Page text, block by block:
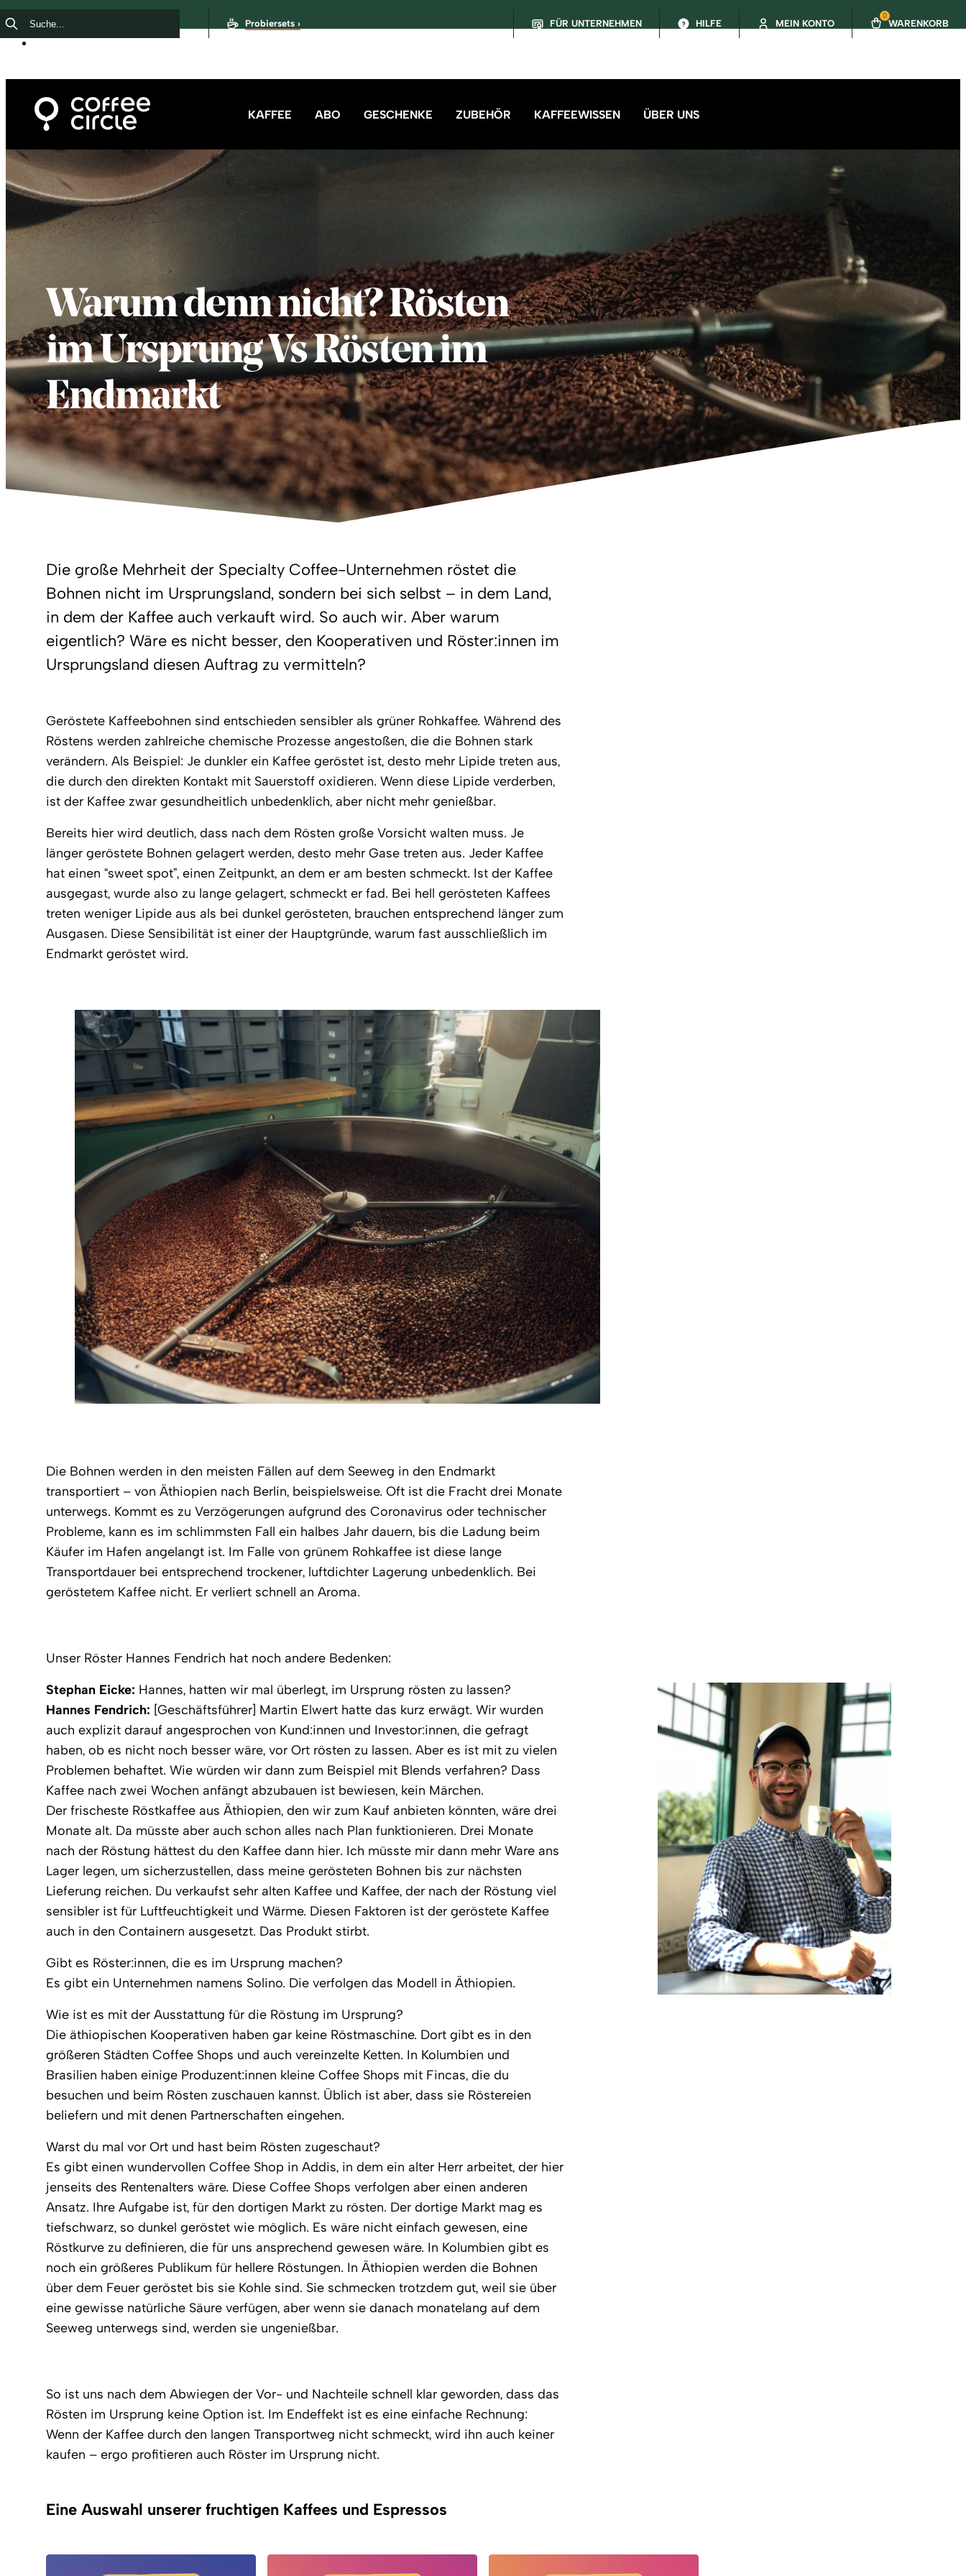
Probiersets › FÜR UNTERNEHMEN HILFE MEIN KONTO
0
WARENKORB
KAFFEE ABO GESCHENKE ZUBEHÖR KAFFEEWISSEN ÜBER UNS
Warum denn nicht? Rösten
im Ursprung Vs Rösten im
Endmarkt
Die große Mehrheit der Specialty Coffee-Unternehmen röstet die
Bohnen nicht im Ursprungsland, sondern bei sich selbst – in dem Land,
in dem der Kaffee auch verkauft wird. So auch wir. Aber warum
eigentlich? Wäre es nicht besser, den Kooperativen und Röster:innen im
Ursprungsland diesen Auftrag zu vermitteln?
Geröstete Kaffeebohnen sind entschieden sensibler als grüner Rohkaffee. Während des
Röstens werden zahlreiche chemische Prozesse angestoßen, die die Bohnen stark
verändern. Als Beispiel: Je dunkler ein Kaffee geröstet ist, desto mehr Lipide treten aus,
die durch den direkten Kontakt mit Sauerstoff oxidieren. Wenn diese Lipide verderben,
ist der Kaffee zwar gesundheitlich unbedenklich, aber nicht mehr genießbar.
Bereits hier wird deutlich, dass nach dem Rösten große Vorsicht walten muss. Je
länger geröstete Bohnen gelagert werden, desto mehr Gase treten aus. Jeder Kaffee
hat einen “sweet spot”, einen Zeitpunkt, an dem er am besten schmeckt. Ist der Kaffee
ausgegast, wurde also zu lange gelagert, schmeckt er fad. Bei hell gerösteten Kaffees
treten weniger Lipide aus als bei dunkel gerösteten, brauchen entsprechend länger zum
Ausgasen. Diese Sensibilität ist einer der Hauptgründe, warum fast ausschließlich im
Endmarkt geröstet wird.
Die Bohnen werden in den meisten Fällen auf dem Seeweg in den Endmarkt
transportiert – von Äthiopien nach Berlin, beispielsweise. Oft ist die Fracht drei Monate
unterwegs. Kommt es zu Verzögerungen aufgrund des Coronavirus oder technischer
Probleme, kann es im schlimmsten Fall ein halbes Jahr dauern, bis die Ladung beim
Käufer im Hafen angelangt ist. Im Falle von grünem Rohkaffee ist diese lange
Transportdauer bei entsprechend trockener, luftdichter Lagerung unbedenklich. Bei
geröstetem Kaffee nicht. Er verliert schnell an Aroma.
Unser Röster Hannes Fendrich hat noch andere Bedenken:
Stephan Eicke: Hannes, hatten wir mal überlegt, im Ursprung rösten zu lassen?
Hannes Fendrich: [Geschäftsführer] Martin Elwert hatte das kurz erwägt. Wir wurden
auch explizit darauf angesprochen von Kund:innen und Investor:innen, die gefragt
haben, ob es nicht noch besser wäre, vor Ort rösten zu lassen. Aber es ist mit zu vielen
Problemen behaftet. Wie würden wir dann zum Beispiel mit Blends verfahren? Dass
Kaffee nach zwei Wochen anfängt abzubauen ist bewiesen, kein Märchen.
Der frischeste Röstkaffee aus Äthiopien, den wir zum Kauf anbieten könnten, wäre drei
Monate alt. Da müsste aber auch schon alles nach Plan funktionieren. Drei Monate
nach der Röstung hättest du den Kaffee dann hier. Ich müsste mir dann mehr Ware ans
Lager legen, um sicherzustellen, dass meine gerösteten Bohnen bis zur nächsten
Lieferung reichen. Du verkaufst sehr alten Kaffee und Kaffee, der nach der Röstung viel
sensibler ist für Luftfeuchtigkeit und Wärme. Diesen Faktoren ist der geröstete Kaffee
auch in den Containern ausgesetzt. Das Produkt stirbt.
Gibt es Röster:innen, die es im Ursprung machen?
Es gibt ein Unternehmen namens Solino. Die verfolgen das Modell in Äthiopien.
Wie ist es mit der Ausstattung für die Röstung im Ursprung?
Die äthiopischen Kooperativen haben gar keine Röstmaschine. Dort gibt es in den
größeren Städten Coffee Shops und auch vereinzelte Ketten. In Kolumbien und
Brasilien haben einige Produzent:innen kleine Coffee Shops mit Fincas, die du
besuchen und beim Rösten zuschauen kannst. Üblich ist aber, dass sie Röstereien
beliefern und mit denen Partnerschaften eingehen.
Warst du mal vor Ort und hast beim Rösten zugeschaut?
Es gibt einen wundervollen Coffee Shop in Addis, in dem ein alter Herr arbeitet, der hier
jenseits des Rentenalters wäre. Diese Coffee Shops verfolgen aber einen anderen
Ansatz. Ihre Aufgabe ist, für den dortigen Markt zu rösten. Der dortige Markt mag es
tiefschwarz, so dunkel geröstet wie möglich. Es wäre nicht einfach gewesen, eine
Röstkurve zu definieren, die für uns ansprechend gewesen wäre. In Kolumbien gibt es
noch ein größeres Publikum für hellere Röstungen. In Äthiopien werden die Bohnen
über dem Feuer geröstet bis sie Kohle sind. Sie schmecken trotzdem gut, weil sie über
eine gewisse natürliche Säure verfügen, aber wenn sie danach monatelang auf dem
Seeweg unterwegs sind, werden sie ungenießbar.
So ist uns nach dem Abwiegen der Vor- und Nachteile schnell klar geworden, dass das
Rösten im Ursprung keine Option ist. Im Endeffekt ist es eine einfache Rechnung:
Wenn der Kaffee durch den langen Transportweg nicht schmeckt, wird ihn auch keiner
kaufen – ergo profitieren auch Röster im Ursprung nicht.
Eine Auswahl unserer fruchtigen Kaffees und Espressos